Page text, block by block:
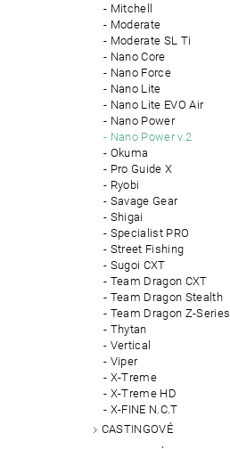
Mitchell
Moderate
Moderate SL Ti
Nano Core
Nano Force
Nano Lite
Nano Lite EVO Air
Nano Power
Nano Power v.2
Okuma
Pro Guide X
Ryobi
Savage Gear
Shigai
Specialist PRO
Street Fishing
Sugoi CXT
Team Dragon CXT
Team Dragon Stealth
Team Dragon Z-Series
Thytan
Vertical
Viper
X-Treme
X-Treme HD
X-FINE N.C.T
CASTINGOVÉ